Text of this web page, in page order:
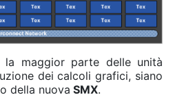
la maggior parte delle unità
dei calcoli grafici, siano
della nuova SMX.